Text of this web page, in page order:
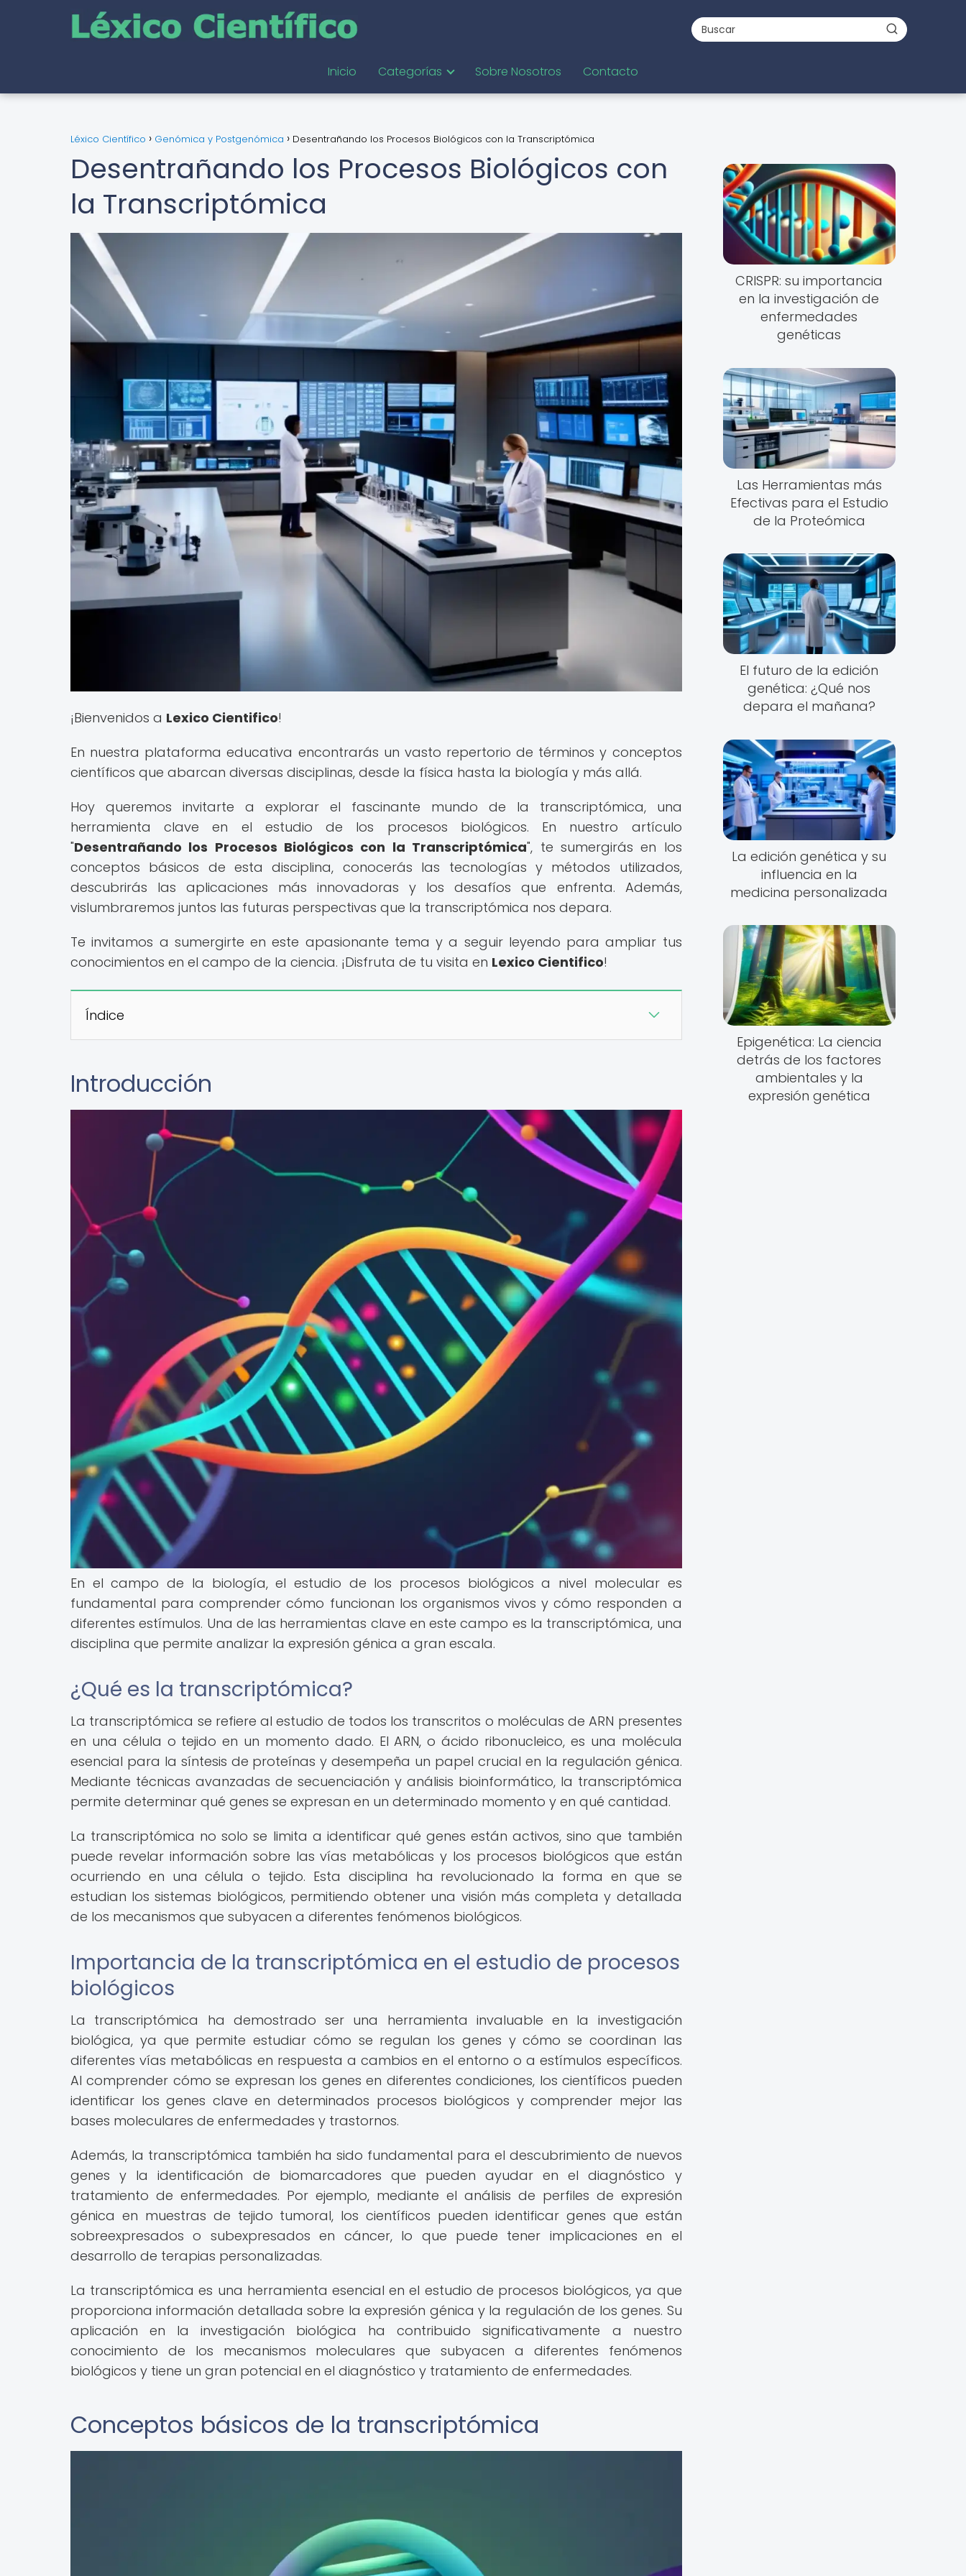
Inicio Categorías Sobre Nosotros Contacto
Léxico Científico Genómica y Postgenómica Desentrañando los Procesos Biológicos con la Transcriptómica
Desentrañando los Procesos Biológicos con
la Transcriptómica
¡Bienvenidos a Lexico Cientifico!
En nuestra plataforma educativa encontrarás un vasto repertorio de términos y conceptos
científicos que abarcan diversas disciplinas, desde la física hasta la biología y más allá.
Hoy queremos invitarte a explorar el fascinante mundo de la transcriptómica, una
herramienta clave en el estudio de los procesos biológicos. En nuestro artículo
"Desentrañando los Procesos Biológicos con la Transcriptómica", te sumergirás en los
conceptos básicos de esta disciplina, conocerás las tecnologías y métodos utilizados,
descubrirás las aplicaciones más innovadoras y los desafíos que enfrenta. Además,
vislumbraremos juntos las futuras perspectivas que la transcriptómica nos depara.
Te invitamos a sumergirte en este apasionante tema y a seguir leyendo para ampliar tus
conocimientos en el campo de la ciencia. ¡Disfruta de tu visita en Lexico Cientifico!
Índice
Introducción
En el campo de la biología, el estudio de los procesos biológicos a nivel molecular es
fundamental para comprender cómo funcionan los organismos vivos y cómo responden a
diferentes estímulos. Una de las herramientas clave en este campo es la transcriptómica, una
disciplina que permite analizar la expresión génica a gran escala.
¿Qué es la transcriptómica?
La transcriptómica se refiere al estudio de todos los transcritos o moléculas de ARN presentes
en una célula o tejido en un momento dado. El ARN, o ácido ribonucleico, es una molécula
esencial para la síntesis de proteínas y desempeña un papel crucial en la regulación génica.
Mediante técnicas avanzadas de secuenciación y análisis bioinformático, la transcriptómica
permite determinar qué genes se expresan en un determinado momento y en qué cantidad.
La transcriptómica no solo se limita a identificar qué genes están activos, sino que también
puede revelar información sobre las vías metabólicas y los procesos biológicos que están
ocurriendo en una célula o tejido. Esta disciplina ha revolucionado la forma en que se
estudian los sistemas biológicos, permitiendo obtener una visión más completa y detallada
de los mecanismos que subyacen a diferentes fenómenos biológicos.
Importancia de la transcriptómica en el estudio de procesos
biológicos
La transcriptómica ha demostrado ser una herramienta invaluable en la investigación
biológica, ya que permite estudiar cómo se regulan los genes y cómo se coordinan las
diferentes vías metabólicas en respuesta a cambios en el entorno o a estímulos específicos.
Al comprender cómo se expresan los genes en diferentes condiciones, los científicos pueden
identificar los genes clave en determinados procesos biológicos y comprender mejor las
bases moleculares de enfermedades y trastornos.
Además, la transcriptómica también ha sido fundamental para el descubrimiento de nuevos
genes y la identificación de biomarcadores que pueden ayudar en el diagnóstico y
tratamiento de enfermedades. Por ejemplo, mediante el análisis de perfiles de expresión
génica en muestras de tejido tumoral, los científicos pueden identificar genes que están
sobreexpresados o subexpresados en cáncer, lo que puede tener implicaciones en el
desarrollo de terapias personalizadas.
La transcriptómica es una herramienta esencial en el estudio de procesos biológicos, ya que
proporciona información detallada sobre la expresión génica y la regulación de los genes. Su
aplicación en la investigación biológica ha contribuido significativamente a nuestro
conocimiento de los mecanismos moleculares que subyacen a diferentes fenómenos
biológicos y tiene un gran potencial en el diagnóstico y tratamiento de enfermedades.
Conceptos básicos de la transcriptómica
CRISPR: su importancia
en la investigación de
enfermedades
genéticas
Las Herramientas más
Efectivas para el Estudio
de la Proteómica
El futuro de la edición
genética: ¿Qué nos
depara el mañana?
La edición genética y su
influencia en la
medicina personalizada
Epigenética: La ciencia
detrás de los factores
ambientales y la
expresión genética